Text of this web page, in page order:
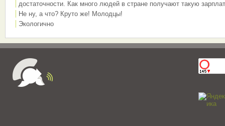
достаточности. Как много людей в стране получают такую
Не ну, а что? Круто же! Молодцы!
Экологично